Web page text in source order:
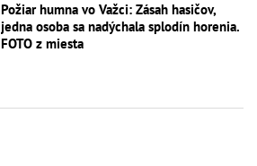
Požiar humna vo Važci: Zásah hasičov,
jedna osoba sa nadýchala splodín horenia.
FOTO z miesta